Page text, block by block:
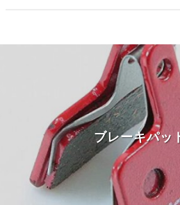
ブレーキパッ